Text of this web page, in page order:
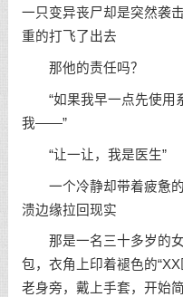
一只变异丧尸却是突然袭
重的打飞了出去
那他的责任吗？
“如果我早一点先使用
我——”
“让一让，我是医生”
一个冷静却带着疲惫的
溃边缘拉回现实
那是一名三十多岁的女
包，衣角上印着褪色的
老身旁，戴上手套，开始